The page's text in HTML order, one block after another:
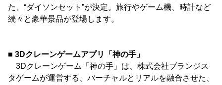
た、“ダイソンセット”が決定。旅行やゲーム機、時計など
続々と豪華景品が登場します。
■ 3Dクレーンゲームアプリ「神の手」
3Dクレーンゲーム「神の手」は、株式会社ブランジス
タゲームが運営する、バーチャルとリアルを融合させた、